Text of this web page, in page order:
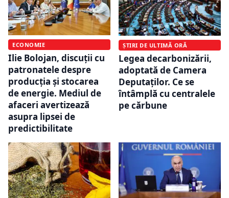
ECONOMIE
Ilie Bolojan, discuții cu
patronatele despre
producția și stocarea
de energie. Mediul de
afaceri avertizează
asupra lipsei de
predictibilitate
ȘTIRI DE ULTIMĂ ORĂ
Legea decarbonizării,
adoptată de Camera
Deputaților. Ce se
întâmplă cu centralele
pe cărbune